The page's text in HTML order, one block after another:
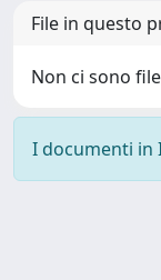
File in questo
Non ci sono
I documenti in